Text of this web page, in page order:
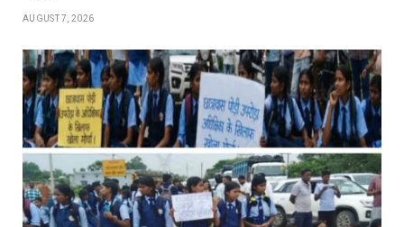
AUGUST 7, 2026